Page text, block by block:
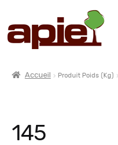
Accueil Produit Poids (Kg)
145